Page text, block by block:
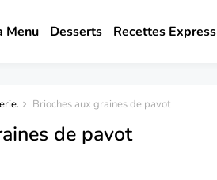
Menu Desserts Recettes Express
Brioches aux graines de pavot
de pavot